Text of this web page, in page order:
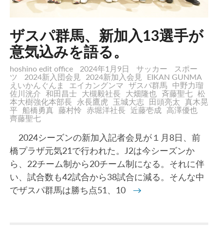
ザスパ群馬、新加入13選手が
意気込みを語る。
hoshino edit office 2024年1月9日 サッカー
スポー
ツ
2024新入団会見 2024新加入会見
EIKAN GUNMA
えいかんぐんま
エイカングンマ ザスパ群馬
中野力瑠
佐川洸介 和田昌士 大槻毅社長 大畑隆也 斉藤聖七 松
本大樹強化本部長
永長鷹虎 玉城大志 田頭亮太 真木晃
平 船橋勇真 藤村怜 赤堀洋社長 近藤壱成 高澤優也
齊藤聖七
2024シーズンの新加入記者会見が１月8日、前
橋プラザ元気21で行われた。J2は今シーズンか
ら、22チーム制から20チーム制になる。それに伴
い、試合数も42試合から38試合に減る。そんな中
でザスパ群馬は勝ち点51、10 →